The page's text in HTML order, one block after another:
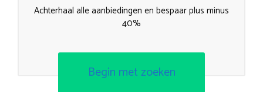
Achterhaal alle aanbiedingen en bespaar plus minus
40%
Begin met zoeken